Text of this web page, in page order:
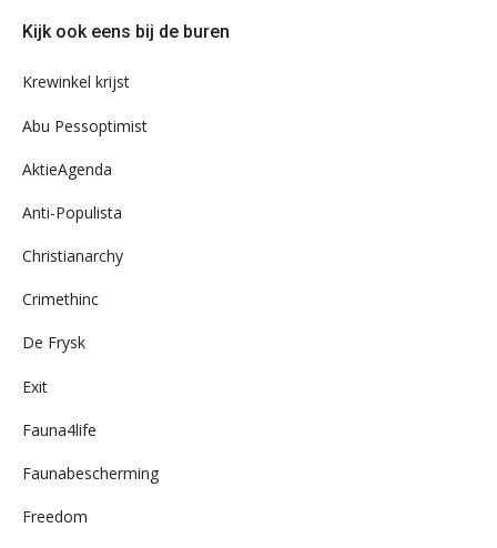
ons
Kijk ook eens bij de buren
Krewinkel krijst
Abu Pessoptimist
AktieAgenda
Anti-Populista
Christianarchy
Crimethinc
De Frysk
Exit
Fauna4life
Faunabescherming
Freedom